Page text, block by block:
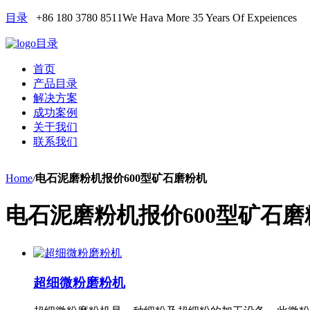
目录 +86 180 3780 8511We Hava More 35 Years Of Expeiences
目录
首页
产品目录
解决方案
成功案例
关于我们
联系我们
Home/电石泥磨粉机报价600型矿石磨粉机
电石泥磨粉机报价600型矿石
超细微粉磨粉机